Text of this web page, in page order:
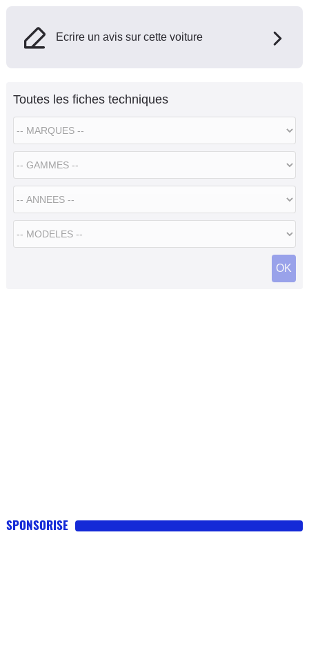
Ecrire un avis sur cette voiture
Toutes les fiches techniques
SPONSORISE